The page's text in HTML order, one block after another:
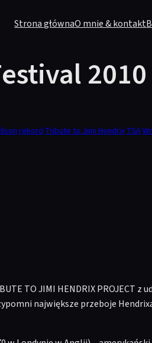
Strona głównaO mnie & kontakt
2010
rekordTribute to Jimi HendrixTSA
TO JIMI HENDRIX PROJECT z
największe przeboje